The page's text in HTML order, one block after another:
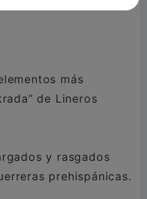
más
de Lineros
y rasgados
prehispánicas.